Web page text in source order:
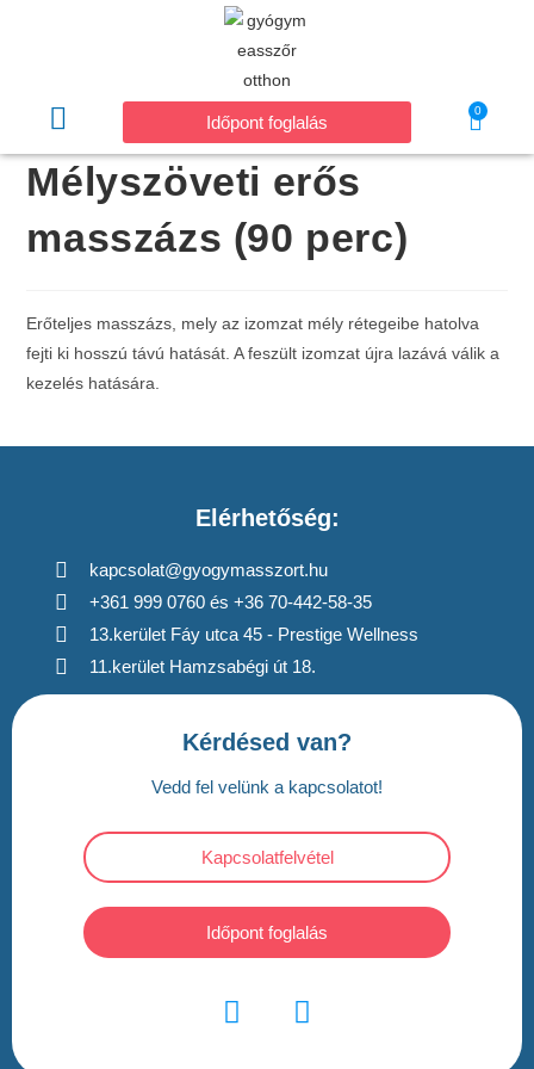
Időpont foglalás
0
Mélyszöveti erős
masszázs (90 perc)
Erőteljes masszázs, mely az izomzat mély rétegeibe hatolva
fejti ki hosszú távú hatását. A feszült izomzat újra lazává válik a
kezelés hatására.
Elérhetőség:
kapcsolat@gyogymasszort.hu
+361 999 0760 és +36 70-442-58-35
13.kerület Fáy utca 45 - Prestige Wellness
11.kerület Hamzsabégi út 18.
Kérdésed van?
Vedd fel velünk a kapcsolatot!
Kapcsolatfelvétel
Időpont foglalás